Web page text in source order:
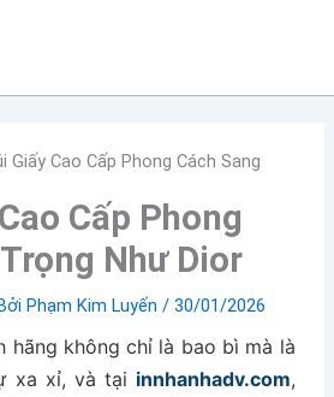
Giấy Cao Cấp Phong Cách Sang
Cấp Phong
Như Dior
Phạm Kim Luyến/30/01/2026
hãng không chỉ là bao bì mà là
xa xỉ, và tại innhanhadv.com,